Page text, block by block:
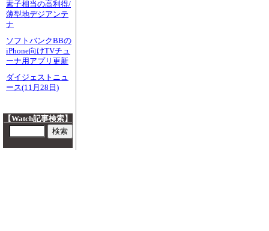
素子相当の高利得/
薄型地デジアンテ
ナ
ソフトバンクBBの
iPhone向けTVチュ
ーナ用アプリ更新
ダイジェストニュ
ース(11月28日)
【Watch記事検索】